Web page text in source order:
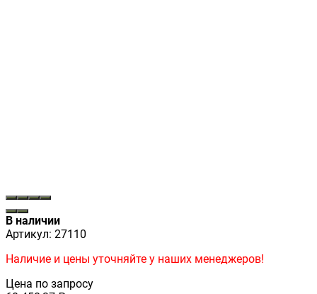
В наличии
Артикул: 27110
Наличие и цены уточняйте у наших менеджеров!
Цена по запросу